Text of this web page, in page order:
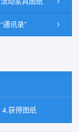
“通讯录”
4.获得图纸